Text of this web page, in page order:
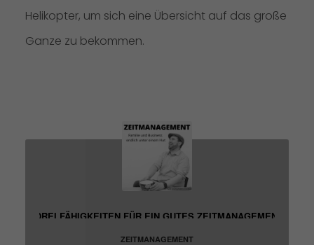
Helikopter, um sich eine Übersicht auf das große
Ganze zu bekommen.
ZEITMANAGEMENT
DREI FÄHIGKEITEN FÜR EIN GUTES ZEITMANAGEMENT: